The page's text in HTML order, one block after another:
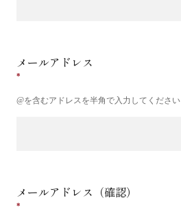
メールアドレス
@を含むアドレスを半角で入力してください
メールアドレス（確認）